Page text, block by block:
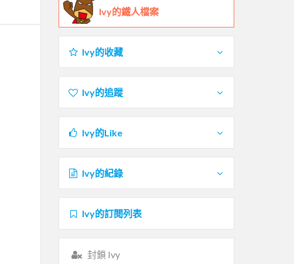
Ivy的鐵人檔案
Ivy的收藏
Ivy的追蹤
Ivy的Like
Ivy的紀錄
Ivy的訂閱列表
封鎖 Ivy